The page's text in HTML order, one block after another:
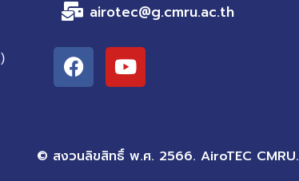
airotec@g.cmru.ac.th
F
a
c
o
Y
o
u
b
© สงวนลิขสิทธิ์ พ.ศ. 2566. AiroTEC CMRU.